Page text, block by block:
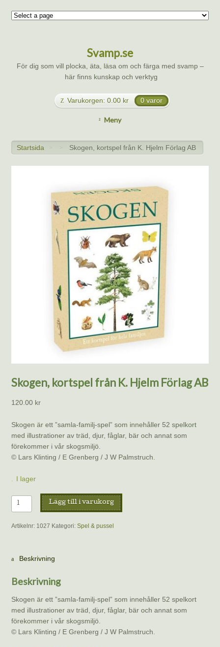
Svamp.se
För dig som vill plocka, äta, läsa om och färga med svamp –
här finns kunskap och verktyg
Varukorgen: 0.00 kr 0 varor
Meny
Startsida > > Skogen, kortspel från K. Hjelm Förlag AB
Skogen, kortspel från K. Hjelm Förlag AB
120.00 kr
Skogen är ett ”samla-familj-spel” som innehåller 52 spelkort
med illustrationer av träd, djur, fåglar, bär och annat som
förekommer i vår skogsmiljö.
© Lars Klinting / E Grenberg / J W Palmstruch.
I lager
Skogen,
kortspel
från
Förlag
mängd
Lägg till i varukorg
Artikelnr: 1027 Kategori: Spel & pussel
Beskrivning
Beskrivning
Skogen är ett ”samla-familj-spel” som innehåller 52 spelkort
med illustrationer av träd, djur, fåglar, bär och annat som
förekommer i vår skogsmiljö.
© Lars Klinting / E Grenberg / J W Palmstruch.